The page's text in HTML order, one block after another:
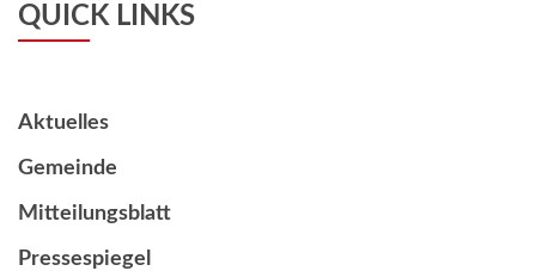
QUICK LINKS
Aktuelles
Gemeinde
Mitteilungsblatt
Pressespiegel